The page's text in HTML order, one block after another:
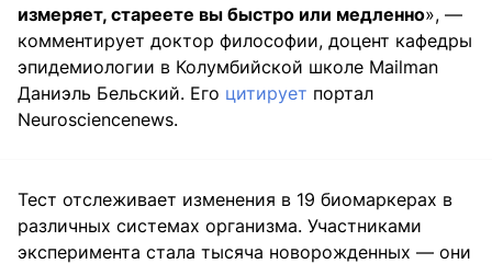
измеряет, стареете вы быстро или медленно», —
комментирует доктор философии, доцент кафедры
эпидемиологии в Колумбийской школе Mailman
Даниэль Бельский. Его цитирует портал
Neurosciencenews.
Тест отслеживает изменения в 19 биомаркерах в
различных системах организма. Участниками
эксперимента стала тысяча новорожденных — они